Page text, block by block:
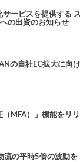
ービスを提供する
の出資のお知らせ
の自社EC拡大に向
MFA）」機能をリ
流の平時5倍の波動